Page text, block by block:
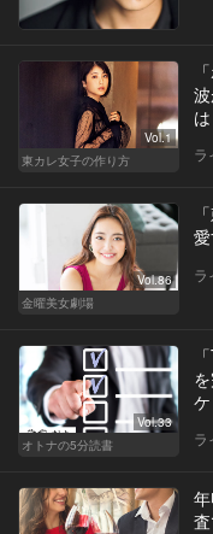
Vol.1
東カレ女子の作り方
ラ
Vol.86
金曜美女劇場
ラ
Vol.33
オトナの5分読書
ケ
ラ